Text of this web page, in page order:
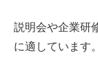
説明会や企業研
に適しています。